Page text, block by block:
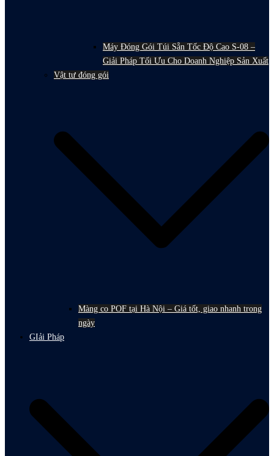
Máy Đóng Gói Túi Sẵn Tốc Độ Cao S-08 –
Giải Pháp Tối Ưu Cho Doanh Nghiệp Sản Xuất
Vật tư đóng gói
Màng co POF tại Hà Nội – Giá tốt, giao nhanh trong
ngày
GIải Pháp